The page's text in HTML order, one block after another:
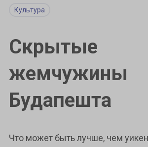
Культура
Скрытые
жемчужины
Будапешта
Что может быть лучше, чем